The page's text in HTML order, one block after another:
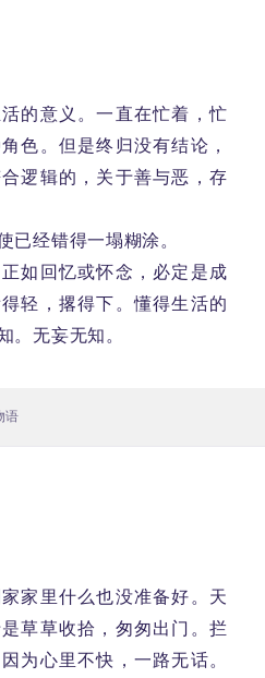
的意义。一直在忙着，忙
色。但是终归没有结论，
逻辑的，关于善与恶，存
已经错得一塌糊涂。
如回忆或怀念，必定是成
轻，撂得下。懂得生活的
。无妄无知。
语
家里什么也没准备好。天
草草收拾，匆匆出门。拦
为心里不快，一路无话。